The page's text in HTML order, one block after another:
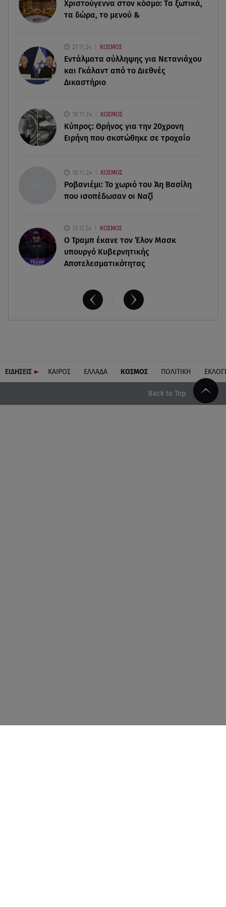
εργαζόμενους
08.08.26 , 08:47
Καιρός Δεκαπενταύγουστος: Βοριάδες έως 9
μποφόρ και πτώση θερμοκρασίας
08.08.26 , 03:00
Εορτολόγιο: Ποιοι γιορτάζουν στις 8 Αυγούστου
Χριστούγεννα στον κόσμο: Tα ξωτικά,
τα δώρα, το μενού &
21.11.24 ΚΟΣΜΟΣ
Εντάλματα σύλληψης για Νετανιάχου
και Γκάλαντ από το Διεθνές
Δικαστήριο
18.11.24 ΚΟΣΜΟΣ
Κύπρος: Θρήνος για την 20χρονη
Ειρήνη που σκοτώθηκε σε τροχαίο
18.11.24 ΚΟΣΜΟΣ
Ροβανιέμι: Το χωριό του Άη Βασίλη
που ισοπέδωσαν οι Ναζί
13.11.24 ΚΟΣΜΟΣ
O Τραμπ έκανε τον Έλον Μασκ
υπουργό Κυβερνητικής
Αποτελεσματικότητας
ΕΙΔΗΣΕΙΣ ΚΑΙΡΟΣ ΕΛΛΑΔΑ ΚΟΣΜΟΣ ΠΟΛΙΤΙΚΗ
Back to Top